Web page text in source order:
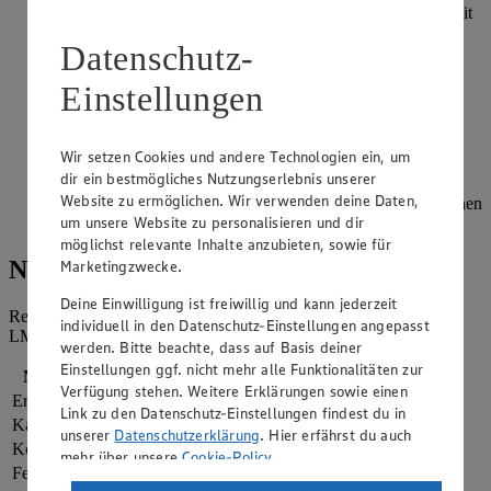
Den Espresso abgekühlen lassen. Dieser wird zusammen mit
Standmixer zu einer geschmeidigen Konsistenz gemixt.
Mit dem ausgekratzten Vanillemark einer Schote und dem
Honig abschmecken.
Den Eiscafé in 2 Gläser füllen und die Schlagsahne darauf
geben. Mit Kurkuma bestreuen und mit den übrig gebliebenen
Chiasamen.
Nährwerte
Referenzmenge für einen durchschnittlichen Erwachsenen laut
LMIV (8.400 kJ/2.000 kcal).
Nährwerte
pro Portion
Energie
720 kj (9 %)
Kalorien
172 kcal (9 %)
Kohlenhydrate 18 g
Fett
Datenschutz-
Einstellungen
Wir setzen Cookies und andere Technologien ein, um
dir ein bestmögliches Nutzungserlebnis unserer
Website zu ermöglichen. Wir verwenden deine Daten,
um unsere Website zu personalisieren und dir
möglichst relevante Inhalte anzubieten, sowie für
Marketingzwecke.
Deine Einwilligung ist freiwillig und kann jederzeit
individuell in den Datenschutz-Einstellungen angepasst
werden. Bitte beachte, dass auf Basis deiner
Einstellungen ggf. nicht mehr alle Funktionalitäten zur
Verfügung stehen. Weitere Erklärungen sowie einen
Link zu den Datenschutz-Einstellungen findest du in
unserer Datenschutzerklärung. Hier erfährst du auch
mehr über unsereCookie-Policy.